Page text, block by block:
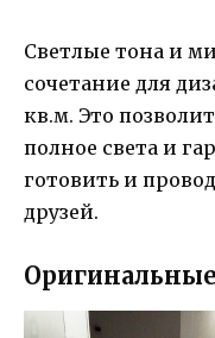
Светлые тона и
сочетание для
кв.м. Это
полное света и
готовить и
друзей.